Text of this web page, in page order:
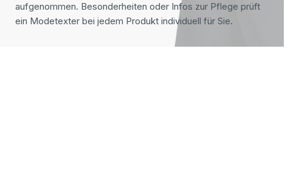
aufgenommen. Besonderheiten oder Infos zur Pflege prüft
ein Modetexter bei jedem Produkt individuell für Sie.